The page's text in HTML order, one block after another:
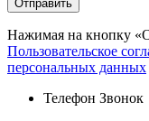
Отправить
Нажимая на кнопку
Пользовательское
персональных данных
Телефон Звонок